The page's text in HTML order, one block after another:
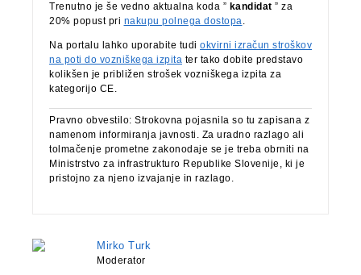
Trenutno je še vedno aktualna koda ” kandidat ” za
20% popust pri nakupu polnega dostopa.
Na portalu lahko uporabite tudi okvirni izračun stroškov
na poti do vozniškega izpita ter tako dobite predstavo
kolikšen je približen strošek vozniškega izpita za
kategorijo CE.
Pravno obvestilo: Strokovna pojasnila so tu zapisana z
namenom informiranja javnosti. Za uradno razlago ali
tolmačenje prometne zakonodaje se je treba obrniti na
Ministrstvo za infrastrukturo Republike Slovenije, ki je
pristojno za njeno izvajanje in razlago.
Mirko Turk
Moderator